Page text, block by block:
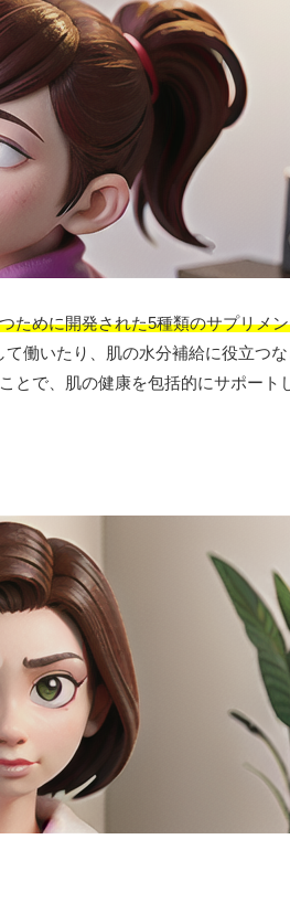
ために開発された5種類のサプリメ
働いたり、肌の水分補給に役立つ
とで、肌の健康を包括的にサポート